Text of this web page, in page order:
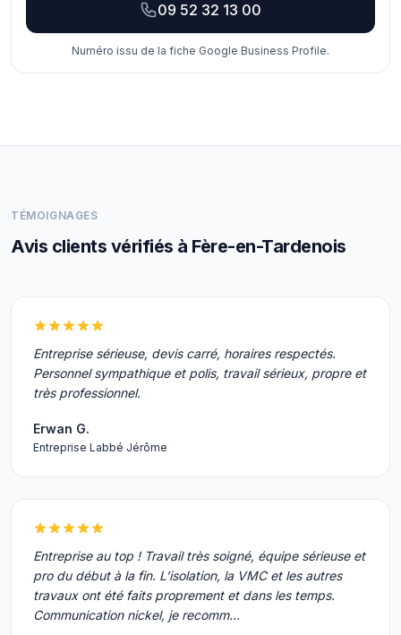
09 52 32 13 00
Numéro issu de la fiche Google Business Profile.
TÉMOIGNAGES
Avis clients vérifiés à Fère-en-Tardenois
Entreprise sérieuse, devis carré, horaires respectés.
Personnel sympathique et polis, travail sérieux, propre et
très professionnel.
Erwan G.
Entreprise Labbé Jérôme
Entreprise au top ! Travail très soigné, équipe sérieuse et
pro du début à la fin. L’isolation, la VMC et les autres
travaux ont été faits proprement et dans les temps.
Communication nickel, je recomm…